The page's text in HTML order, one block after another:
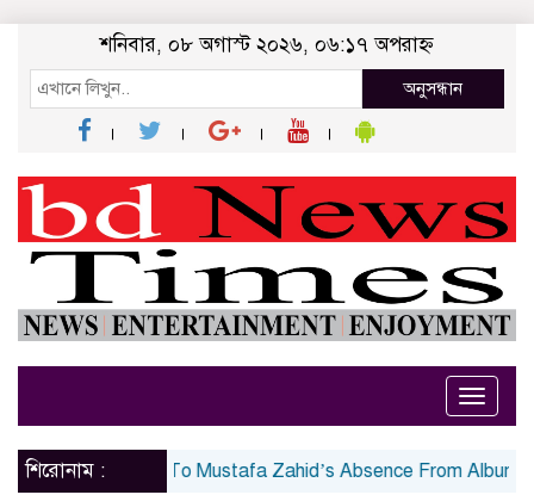
শনিবার, ০৮ অগাস্ট ২০২৬, ০৬:১৭ অপরাহ্ন
অনুসন্ধান
Toggle
শিরোনাম :
Reacts To Mustafa Zahid’s Absence From Album, Says